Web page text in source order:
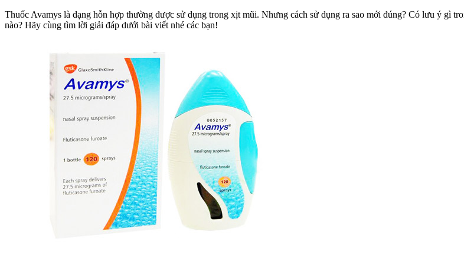
Thuốc Avamys là dạng hỗn hợp thường được sử dụng trong xịt mũi. Nhưng cách sử dụng ra sao mới đúng? Có lưu ý gì
nào? Hãy cùng tìm lời giải đáp dưới bài viết nhé các bạn!